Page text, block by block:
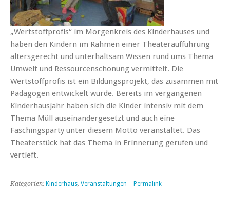
„Wertstoffprofis“ im Morgenkreis des Kinderhauses und
haben den Kindern im Rahmen einer Theateraufführung
altersgerecht und unterhaltsam Wissen rund ums Thema
Umwelt und Ressourcenschonung vermittelt. Die
Wertstoffprofis ist ein Bildungsprojekt, das zusammen mit
Pädagogen entwickelt wurde. Bereits im vergangenen
Kinderhausjahr haben sich die Kinder intensiv mit dem
Thema Müll auseinandergesetzt und auch eine
Faschingsparty unter diesem Motto veranstaltet. Das
Theaterstück hat das Thema in Erinnerung gerufen und
vertieft.
Kategorien: Kinderhaus, Veranstaltungen Permalink